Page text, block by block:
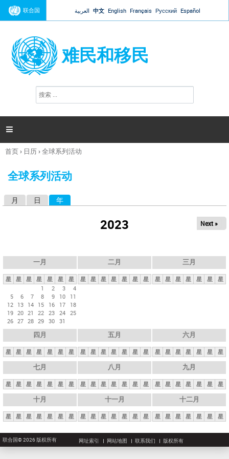
Jump to navigation
联合国 العربية 中文 English Français Русский Español
难民和移民
搜
索

你
这
首页› 日历›全球系列活动
全球系列活动
月 日 年
2023 Next »
一月
星 星 星 星 星 星
星
1
2 3
4
5
6 7 8 9 10
11
12 13 14 15 16 17
18
19 20 21 22 23 24 25
26 27 28 29 30 31
二月
星 星 星 星 星 星 星
三月
星 星 星 星 星 星 星
四月
星 星 星 星 星 星 星
五月
星 星 星 星 星 星 星
六月
星 星 星 星 星 星 星
七月
星 星 星 星 星 星 星
八月
星 星 星 星 星 星 星
九月
星 星 星 星 星 星 星
十月
星 星 星 星 星 星 星
十一月
星 星 星 星 星 星 星
十二月
星 星 星 星 星 星 星
联合国© 2026 版权所有 网址索引 网站地图 联系我们 版权所有